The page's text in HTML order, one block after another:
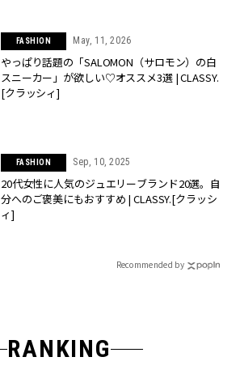
FASHION May, 11, 2026
やっぱり話題の「SALOMON（サロモン）の白
スニーカー」が欲しい♡オススメ3選 | CLASSY.
[クラッシィ]
FASHION Sep, 10, 2025
20代女性に人気のジュエリーブランド20選。自
分へのご褒美にもおすすめ | CLASSY.[クラッシ
ィ]
Recommended by
RANKING